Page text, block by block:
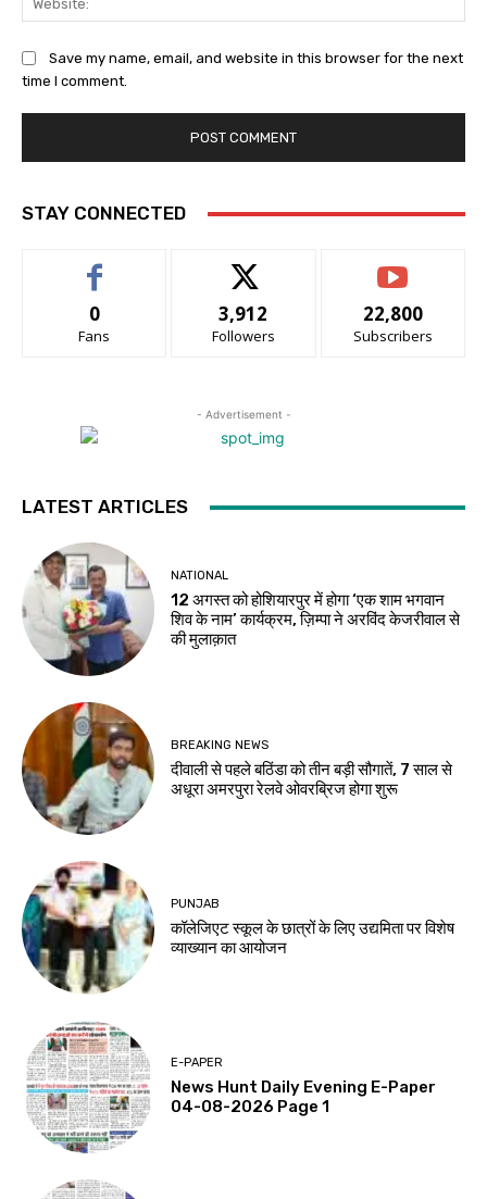
Save my name, email, and website in this browser for the next
time I comment.
STAY CONNECTED
0
Fans
3,912
Followers
22,800
Subscribers
- Advertisement -
LATEST ARTICLES
NATIONAL
12 अगस्त को होशियारपुर में होगा ‘एक शाम भगवान
शिव के नाम’ कार्यक्रम, ज़िम्पा ने अरविंद केजरीवाल से
की मुलाक़ात
BREAKING NEWS
दीवाली से पहले बठिंडा को तीन बड़ी सौगातें, 7 साल से
अधूरा अमरपुरा रेलवे ओवरब्रिज होगा शुरू
PUNJAB
कॉलेजिएट स्कूल के छात्रों के लिए उद्यमिता पर विशेष
व्याख्यान का आयोजन
E-PAPER
News Hunt Daily Evening E-Paper
04-08-2026 Page 1